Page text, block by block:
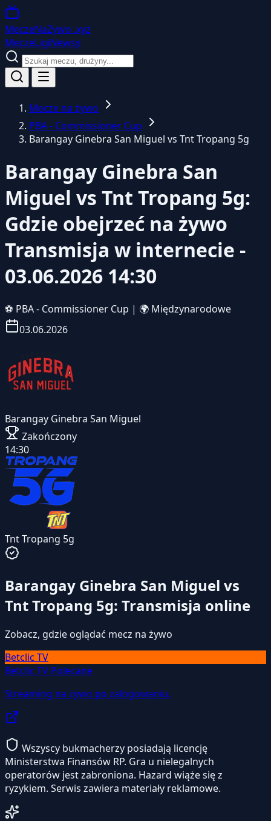
MeczeNaZywo .xyz
MeczeLigiNewsy
Mecze na żywo
PBA - Commissioner Cup
Barangay Ginebra San Miguel vs Tnt Tropang 5g
Barangay Ginebra San
Miguel vs Tnt Tropang 5g:
Gdzie obejrzeć na żywo
Transmisja w internecie -
03.06.2026 14:30
⚽ PBA - Commissioner Cup | 🌍 Międzynarodowe
03.06.2026
Barangay Ginebra San Miguel
Zakończony
14:30
Tnt Tropang 5g
Barangay Ginebra San Miguel vs
Tnt Tropang 5g: Transmisja online
Zobacz, gdzie oglądać mecz na żywo
Betclic TV
Betclic TV Polecane
Streaming na żywo po zalogowaniu.
Wszyscy bukmacherzy posiadają licencję
Ministerstwa Finansów RP. Gra u nielegalnych
operatorów jest zabroniona. Hazard wiąże się z
ryzykiem. Serwis zawiera materiały reklamowe.